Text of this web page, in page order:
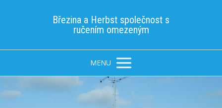
Březina a Herbst společnost s
ručením omezeným
MENU